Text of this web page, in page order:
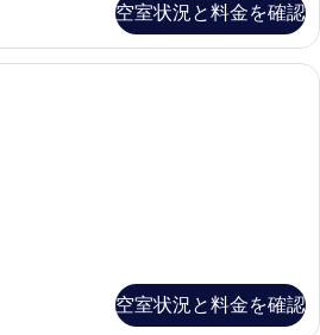
空室状況と料金を確認
空室状況と料金を確認